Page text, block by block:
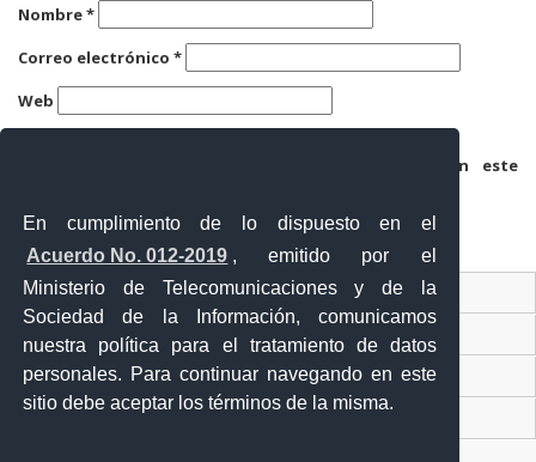
En cumplimiento de lo dispuesto en el
Acuerdo No. 012-2019 , emitido por el
Ministerio de Telecomunicaciones y de la
Sociedad de la Información, comunicamos
nuestra política para el tratamiento de datos
personales. Para continuar navegando en este
sitio debe aceptar los términos de la misma.
Nombre*
Correo electrónico *
Web
Guarda mi nombre, correo electrónico y web en este
Ventanilla Única Virtual
Ventanilla Única de Comercio Exterior
Gobierno Abierto